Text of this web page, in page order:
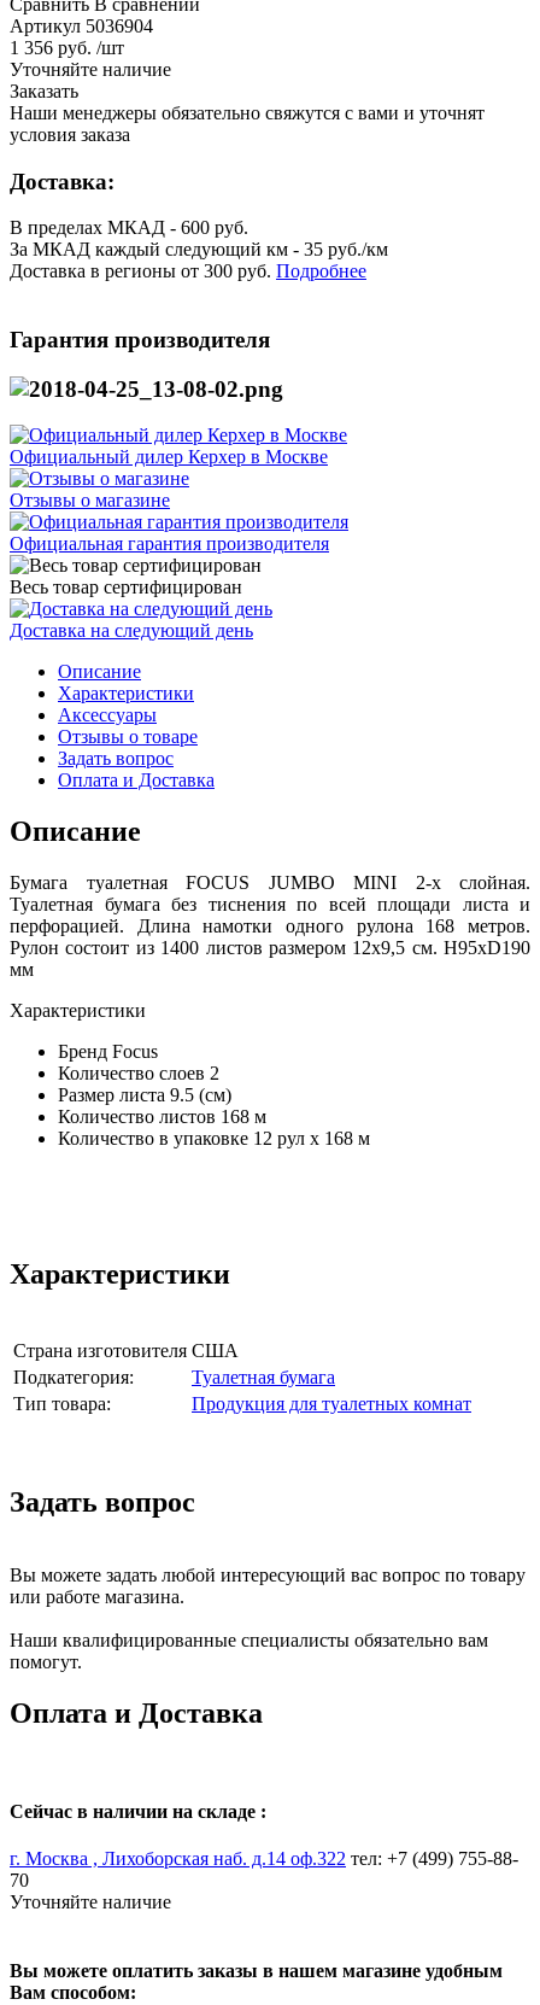
Артикул 5036904
1 356 руб. /шт
Уточняйте наличие
Заказать
Наши менеджеры обязательно свяжутся с вами и уточнят
условия заказа
Доставка:
В пределах МКАД - 600 руб.
За МКАД каждый следующий км - 35 руб./км
Доставка в регионы от 300 руб. Подробнее
Гарантия производителя
Официальный дилер Керхер в Москве
Отзывы о магазине
Официальная гарантия производителя
Весь товар сертифицирован
Доставка на следующий день
Описание
Характеристики
Аксессуары
Отзывы о товаре
Задать вопрос
Оплата и Доставка
Описание
Бумага туалетная FOCUS JUMBO MINI 2-х слойная.
Туалетная бумага без тиснения по всей площади листа и
перфорацией. Длина намотки одного рулона 168 метров.
Рулон состоит из 1400 листов размером 12х9,5 см. Н95хD190
мм
Характеристики
Бренд Focus
Количество слоев 2
Размер листа 9.5 (см)
Количество листов 168 м
Количество в упаковке 12 рул х 168 м
Характеристики
Страна изготовителя США
Подкатегория:
Туалетная бумага
Тип товара:
Продукция для туалетных комнат
Задать вопрос
Вы можете задать любой интересующий вас вопрос по товару
или работе магазина.
Наши квалифицированные специалисты обязательно вам
помогут.
Оплата и Доставка
Сейчас в наличии на складе :
г. Москва , Лихоборская наб. д.14 оф.322 тел: +7 (499) 755-88-
70
Уточняйте наличие
Вы можете оплатить заказы в нашем магазине удобным
Вам способом: